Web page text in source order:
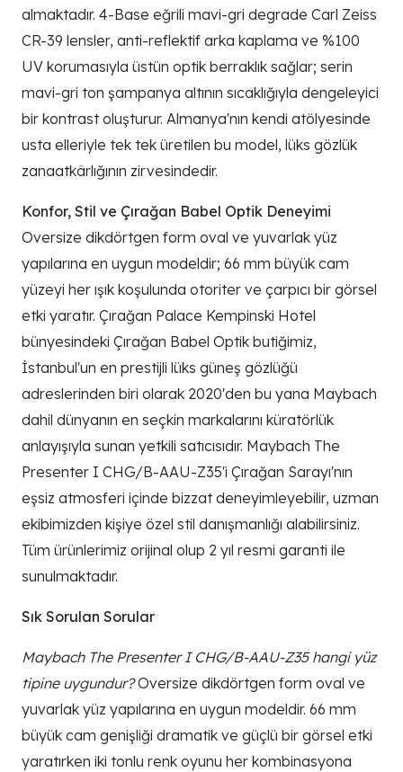
almaktadır. 4-Base eğrili mavi-gri degrade Carl Zeiss
CR-39 lensler, anti-reflektif arka kaplama ve %100
UV korumasıyla üstün optik berraklık sağlar; serin
mavi-gri ton şampanya altının sıcaklığıyla dengeleyici
bir kontrast oluşturur. Almanya'nın kendi atölyesinde
usta elleriyle tek tek üretilen bu model, lüks gözlük
zanaatkârlığının zirvesindedir.
Konfor, Stil ve Çırağan Babel Optik Deneyimi
Oversize dikdörtgen form oval ve yuvarlak yüz
yapılarına en uygun modeldir; 66 mm büyük cam
yüzeyi her ışık koşulunda otoriter ve çarpıcı bir görsel
etki yaratır. Çırağan Palace Kempinski Hotel
bünyesindeki Çırağan Babel Optik butiğimiz,
İstanbul'un en prestijli lüks güneş gözlüğü
adreslerinden biri olarak 2020'den bu yana Maybach
dahil dünyanın en seçkin markalarını küratörlük
anlayışıyla sunan yetkili satıcısıdır. Maybach The
Presenter I CHG/B-AAU-Z35'i Çırağan Sarayı'nın
eşsiz atmosferi içinde bizzat deneyimleyebilir, uzman
ekibimizden kişiye özel stil danışmanlığı alabilirsiniz.
Tüm ürünlerimiz orijinal olup 2 yıl resmi garanti ile
sunulmaktadır.
Sık Sorulan Sorular
Maybach The Presenter I CHG/B-AAU-Z35 hangi yüz
tipine uygundur?Oversize dikdörtgen form oval ve
yuvarlak yüz yapılarına en uygun modeldir. 66 mm
büyük cam genişliği dramatik ve güçlü bir görsel etki
yaratırken iki tonlu renk oyunu her kombinasyona